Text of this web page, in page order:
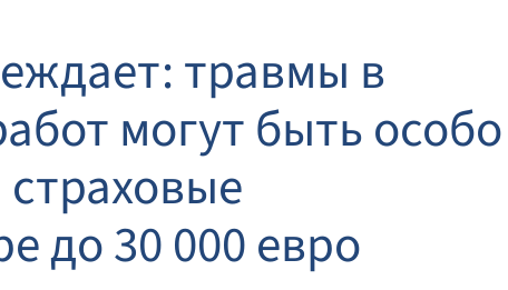
травмы в
могут быть особо
до 30 000 евро